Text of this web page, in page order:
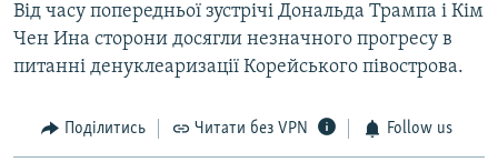
Від часу попередньої зустрічі Дональда Трампа і Кім
Чен Ина сторони досягли незначного прогресу в
питанні денуклеаризації Корейського півострова.
Поділитись Читати без VPN Follow us